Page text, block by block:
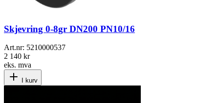
Skjevring 0-8gr DN200 PN10/16
Art.nr: 5210000537
2 140 kr
eks. mva
I kurv